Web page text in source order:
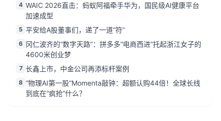
4 WAIC 2026直击：蚂蚁阿福牵手华为，国民级AI健康平台
加速成型
5 平安给A股董事们，递了一道“符”
6 冈仁波齐的“数字天路”：拼多多“电商西进”托起浙江女子的
4600米创业梦
7 长鑫上市，中金公司再添标杆案例
8 “物理AI第一股”Momenta敲钟：超额认购44倍！全球长线
到底在“疯抢”什么？